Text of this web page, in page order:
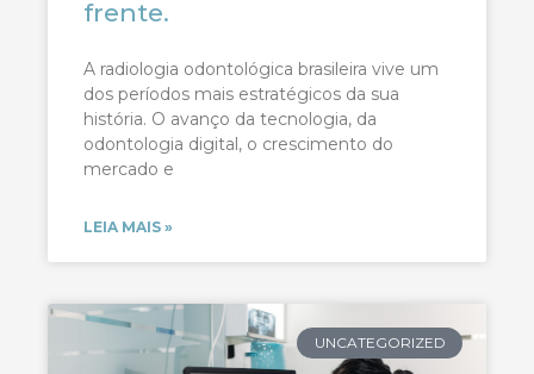
frente.
A radiologia odontológica brasileira vive um
dos períodos mais estratégicos da sua
história. O avanço da tecnologia, da
odontologia digital, o crescimento do
mercado e
LEIA MAIS »
UNCATEGORIZED